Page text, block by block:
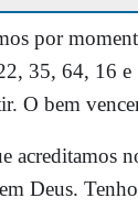
por
35, 64, 16
O bem
acreditamos
Deus.